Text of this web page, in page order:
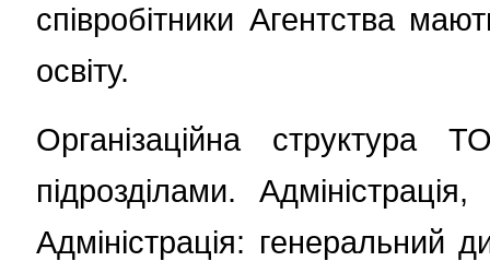
співробітники Агентства
освіту.
Організаційна структура
підрозділами.
Адміністрація: генеральний